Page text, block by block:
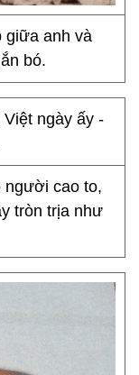
giữa anh và
bó.
người cao to,
tròn trịa như